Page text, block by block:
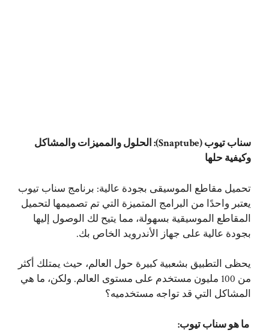
سناب تيوب (Snaptube): الحلول والمميزات والمشاكل
وكيفية حلها
تحميل مقاطع الموسيقى بجودة عالية: برنامج سناب تيوب
يعتبر واحدًا من البرامج المتميزة التي تم تصميمها لتحميل
المقاطع الموسيقية بسهولة، مما يتيح لك الوصول إليها
بجودة عالية على جهاز الأندرويد الخاص بك.
يحظى التطبيق بشعبية كبيرة حول العالم، حيث يمتلك أكثر
من 100 مليون مستخدم على مستوى العالم. ولكن، ما هي
المشاكل التي قد تواجه مستخدميه؟
ما هو سناب تيوب: